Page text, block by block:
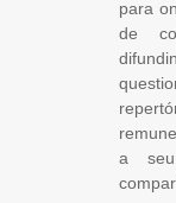
para
de
a